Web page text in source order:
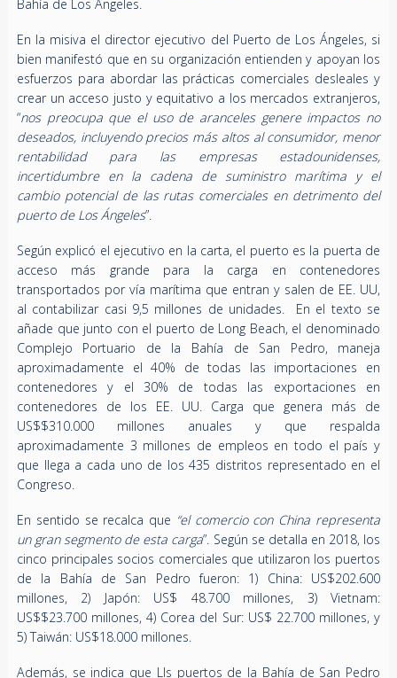
Bahía de Los Ángeles.
En la misiva el director ejecutivo del Puerto de Los Ángeles, si
bien manifestó que en su organización entienden y apoyan los
esfuerzos para abordar las prácticas comerciales desleales y
crear un acceso justo y equitativo a los mercados extranjeros,
“nos preocupa que el uso de aranceles genere impactos no
deseados, incluyendo precios más altos al consumidor, menor
rentabilidad para las empresas estadounidenses,
incertidumbre en la cadena de suministro marítima y el
cambio potencial de las rutas comerciales en detrimento del
puerto de Los Ángeles”.
Según explicó el ejecutivo en la carta, el puerto es la puerta de
acceso más grande para la carga en contenedores
transportados por vía marítima que entran y salen de EE. UU,
al contabilizar casi 9,5 millones de unidades. En el texto se
añade que junto con el puerto de Long Beach, el denominado
Complejo Portuario de la Bahía de San Pedro, maneja
aproximadamente el 40% de todas las importaciones en
contenedores y el 30% de todas las exportaciones en
contenedores de los EE. UU. Carga que genera más de
US$$310.000 millones anuales y que respalda
aproximadamente 3 millones de empleos en todo el país y
que llega a cada uno de los 435 distritos representado en el
Congreso.
En sentido se recalca que “el comercio con China representa
un gran segmento de esta carga”. Según se detalla en 2018, los
cinco principales socios comerciales que utilizaron los puertos
de la Bahía de San Pedro fueron: 1) China: US$202.600
millones, 2) Japón: US$ 48.700 millones, 3) Vietnam:
US$$23.700 millones, 4) Corea del Sur: US$ 22.700 millones, y
5) Taiwán: US$18.000 millones.
Además, se indica que Lls puertos de la Bahía de San Pedro